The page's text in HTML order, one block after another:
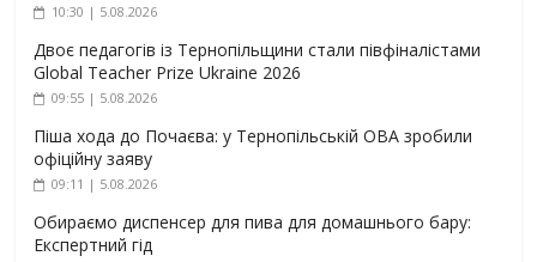
10:30 | 5.08.2026
Двоє педагогів із Тернопільщини стали півфіналістами
Global Teacher Prize Ukraine 2026
09:55 | 5.08.2026
Піша хода до Почаєва: у Тернопільській ОВА зробили
офіційну заяву
09:11 | 5.08.2026
Обираємо диспенсер для пива для домашнього бару:
Експертний гід